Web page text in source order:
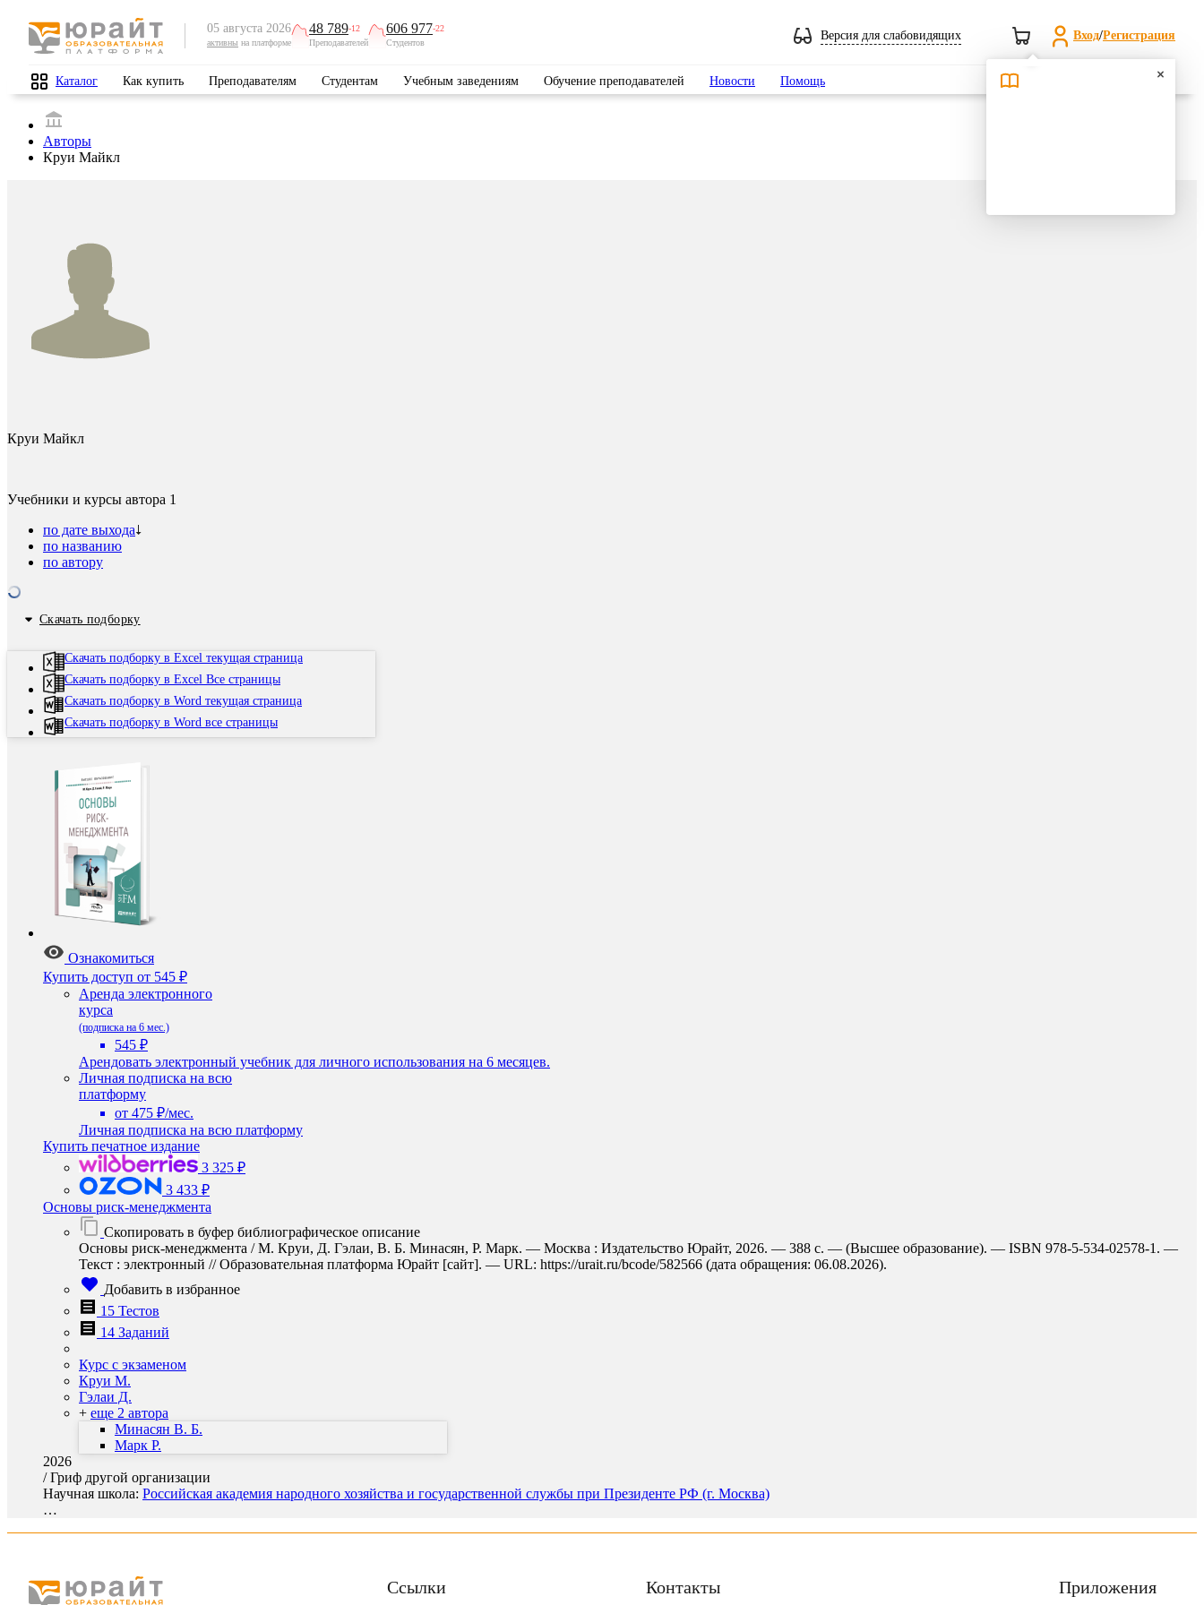
05 августа 2026
активны на платформе
48 789-12
Преподавателей
606 977-22
Студентов
Версия для слабовидящих Вход/Регистрация
Каталог Как купить Преподавателям Студентам Учебным заведениям Обучение преподавателей Новости Помощь Поиск
Авторы
Круи Майкл
Круи Майкл
Учебники и курсы автора 1
по дате выхода
по названию
по автору
Скачать подборку
Скачать подборку в Excel текущая страница
Скачать подборку в Excel Все страницы
Скачать подборку в Word текущая страница
Скачать подборку в Word все страницы
Ознакомиться
Купить доступ от 545 ₽
Аренда электронного
курса
(подписка на 6 мес.)
545 ₽
Арендовать электронный учебник для личного использования на 6 месяцев.
Личная подписка на всю
платформу
от 475 ₽/мес.
Личная подписка на всю платформу
Купить печатное издание
3 325 ₽
3 433 ₽
Основы риск-менеджмента
Скопировать в буфер библиографическое описание
Основы риск-менеджмента / М. Круи, Д. Гэлаи, В. Б. Минасян, Р. Марк. — Москва : Издательство Юрайт, 2026. — 388 с. — (Высшее образование). — ISBN 978-5-534-02578-1. —
Текст : электронный // Образовательная платформа Юрайт [сайт]. — URL: https://urait.ru/bcode/582566 (дата обращения: 06.08.2026).
Добавить в избранное
15 Тестов
14 Заданий
Курс с экзаменом
Круи М.
Гэлаи Д.
+ еще 2 автора
Минасян В. Б.
Марк Р.
2026
/Гриф другой организации
Научная школа: Российская академия народного хозяйства и государственной службы при Президенте РФ (г. Москва)
…
Ссылки Контакты Приложения